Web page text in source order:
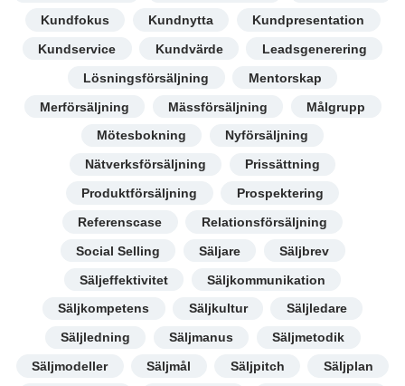
Kundfokus
Kundnytta
Kundpresentation
Kundservice
Kundvärde
Leadsgenerering
Lösningsförsäljning
Mentorskap
Merförsäljning
Mässförsäljning
Målgrupp
Mötesbokning
Nyförsäljning
Nätverksförsäljning
Prissättning
Produktförsäljning
Prospektering
Referenscase
Relationsförsäljning
Social Selling
Säljare
Säljbrev
Säljeffektivitet
Säljkommunikation
Säljkompetens
Säljkultur
Säljledare
Säljledning
Säljmanus
Säljmetodik
Säljmodeller
Säljmål Säljpitch
Säljplan